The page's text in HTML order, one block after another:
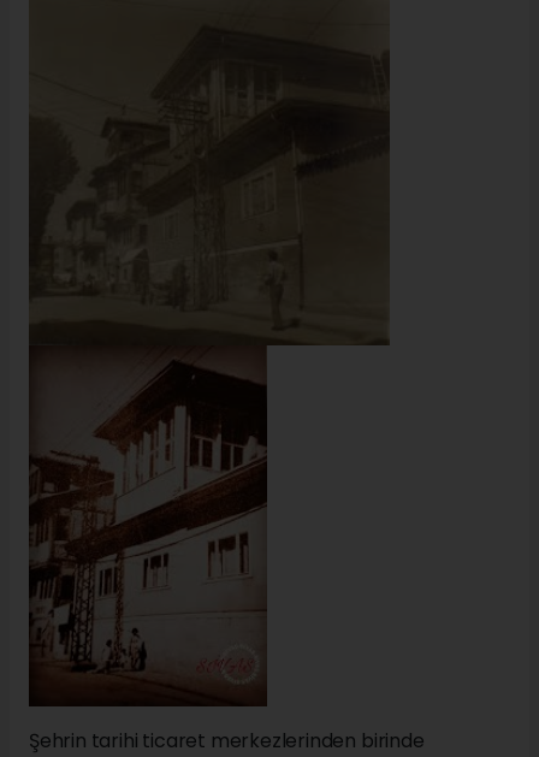
Şehrin tarihi ticaret merkezlerinden birinde